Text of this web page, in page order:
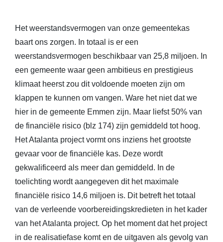
Het weerstandsvermogen van onze gemeentekas
baart ons zorgen. In totaal is er een
weerstandsvermogen beschikbaar van 25,8 miljoen. In
een gemeente waar geen ambitieus en prestigieus
klimaat heerst zou dit voldoende moeten zijn om
klappen te kunnen om vangen. Ware het niet dat we
hier in de gemeente Emmen zijn. Maar liefst 50% van
de financiële risico (blz 174) zijn gemiddeld tot hoog.
Het Atalanta project vormt ons inziens het grootste
gevaar voor de financiële kas. Deze wordt
gekwalificeerd als meer dan gemiddeld. In de
toelichting wordt aangegeven dit het maximale
financiële risico 14,6 miljoen is. Dit betreft het totaal
van de verleende voorbereidingskredieten in het kader
van het Atalanta project. Op het moment dat het project
in de realisatiefase komt en de uitgaven als gevolg van